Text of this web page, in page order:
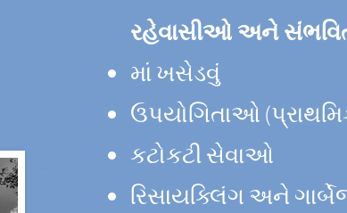
રહેવાસીઓ અને
માં ખસેડવું
ઉપયોગિતાઓ
કટોકટી સેવાઓ
રિસાયક્લિંગ અને